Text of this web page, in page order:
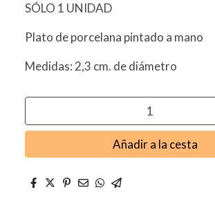
SÓLO 1 UNIDAD
Plato de porcelana pintado a mano
Medidas: 2,3 cm. de diámetro
Añadir a la cesta